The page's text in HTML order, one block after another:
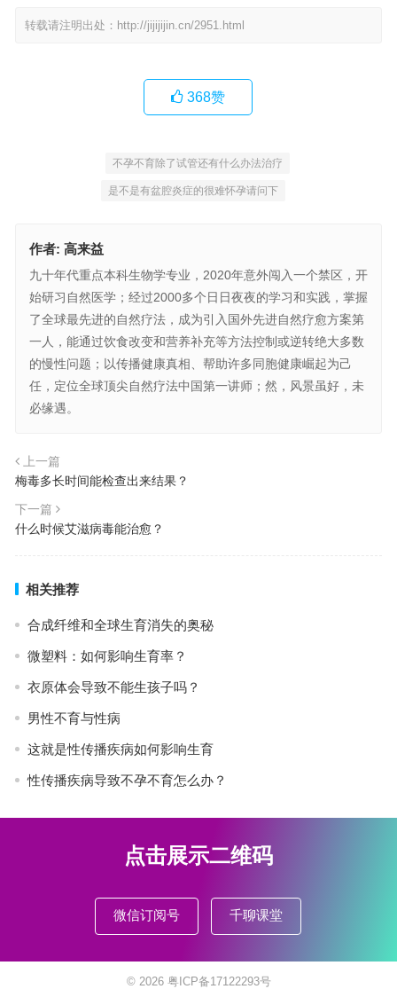
转载请注明出处： http://jijijijin.cn/2951.html
368赞
不孕不育除了试管还有什么办法治疗
是不是有盆腔炎症的很难怀孕请问下
作者: 高来益
九十年代重点本科生物学专业，2020年意外闯入一个禁区，开
始研习自然医学；经过2000多个日日夜夜的学习和实践，掌握
了全球最先进的自然疗法，成为引入国外先进自然疗愈方案第
一人，能通过饮食改变和营养补充等方法控制或逆转绝大多数
的慢性问题；以传播健康真相、帮助许多同胞健康崛起为己
任，定位全球顶尖自然疗法中国第一讲师；然，风景虽好，未
必缘遇。
上一篇
梅毒多长时间能检查出来结果？
下一篇
什么时候艾滋病毒能治愈？
相关推荐
合成纤维和全球生育消失的奥秘
微塑料：如何影响生育率？
衣原体会导致不能生孩子吗？
男性不育与性病
这就是性传播疾病如何影响生育
性传播疾病导致不孕不育怎么办？
点击展示二维码
微信订阅号 千聊课堂
© 2026 粤ICP备17122293号